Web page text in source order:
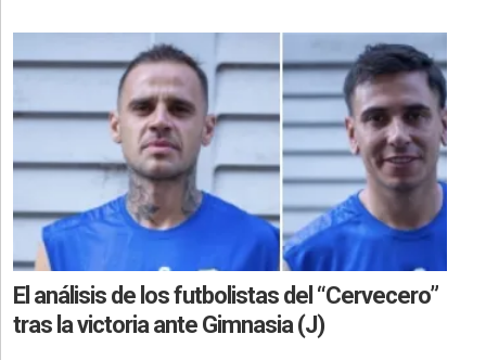
El análisis de los futbolistas del “Cervecero”
tras la victoria ante Gimnasia (J)